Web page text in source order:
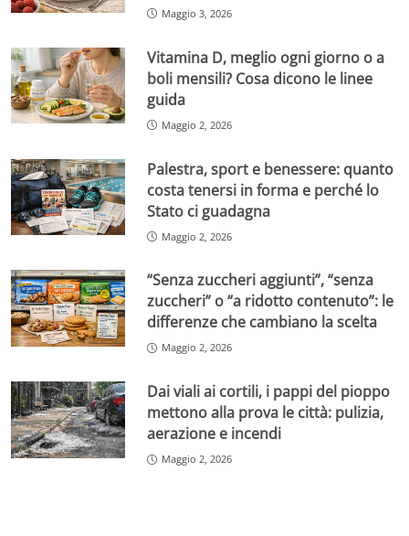
Maggio 3, 2026
Vitamina D, meglio ogni giorno o a
boli mensili? Cosa dicono le linee
guida
Maggio 2, 2026
Palestra, sport e benessere: quanto
costa tenersi in forma e perché lo
Stato ci guadagna
Maggio 2, 2026
“Senza zuccheri aggiunti”, “senza
zuccheri” o “a ridotto contenuto”: le
differenze che cambiano la scelta
Maggio 2, 2026
Dai viali ai cortili, i pappi del pioppo
mettono alla prova le città: pulizia,
aerazione e incendi
Maggio 2, 2026